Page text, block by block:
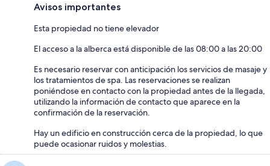
Avisos importantes
Esta propiedad no tiene elevador
El acceso a la alberca está disponible de las 08:00 a las 20:00
Es necesario reservar con anticipación los servicios de masaje y
los tratamientos de spa. Las reservaciones se realizan
poniéndose en contacto con la propiedad antes de la llegada,
utilizando la información de contacto que aparece en la
confirmación de la reservación.
Hay un edificio en construcción cerca de la propiedad, lo que
puede ocasionar ruidos y molestias.